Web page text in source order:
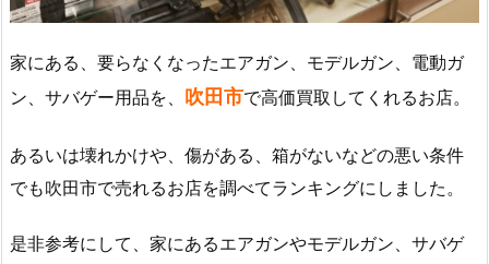
家にある、要らなくなったエアガン、モデルガン、電動ガ
ン、サバゲー用品を、 吹田市で高価買取してくれるお店。
あるいは壊れかけや、傷がある、箱がないなどの悪い条件
でも吹田市で売れるお店を調べてランキングにしました。
是非参考にして、家にあるエアガンやモデルガン、サバゲ